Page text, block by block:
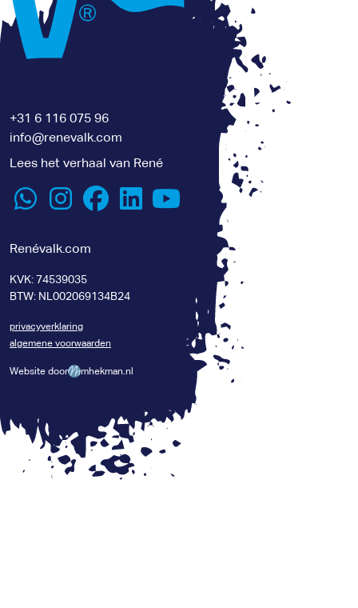
+31 6 116 075 96
info@renevalk.com
Lees het verhaal van René
Renévalk.com
KVK: 74539035
BTW: NL002069134B24
privacyverklaring
algemene voorwaarden
Website door mhekman.nl